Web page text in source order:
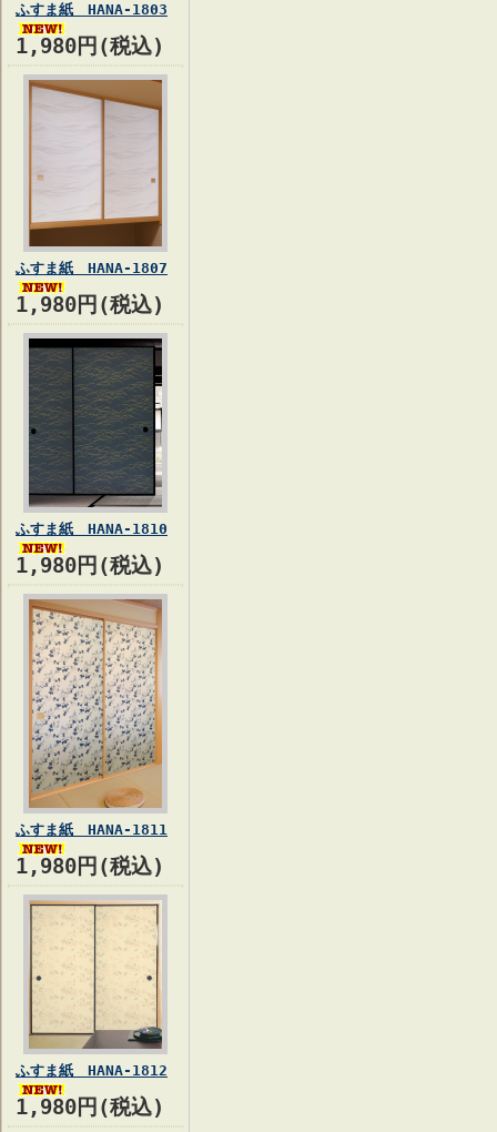
ふすま紙 HANA-1803
1,980円(税込)
ふすま紙 HANA-1807
1,980円(税込)
ふすま紙 HANA-1810
1,980円(税込)
ふすま紙 HANA-1811
1,980円(税込)
ふすま紙 HANA-1812
1,980円(税込)